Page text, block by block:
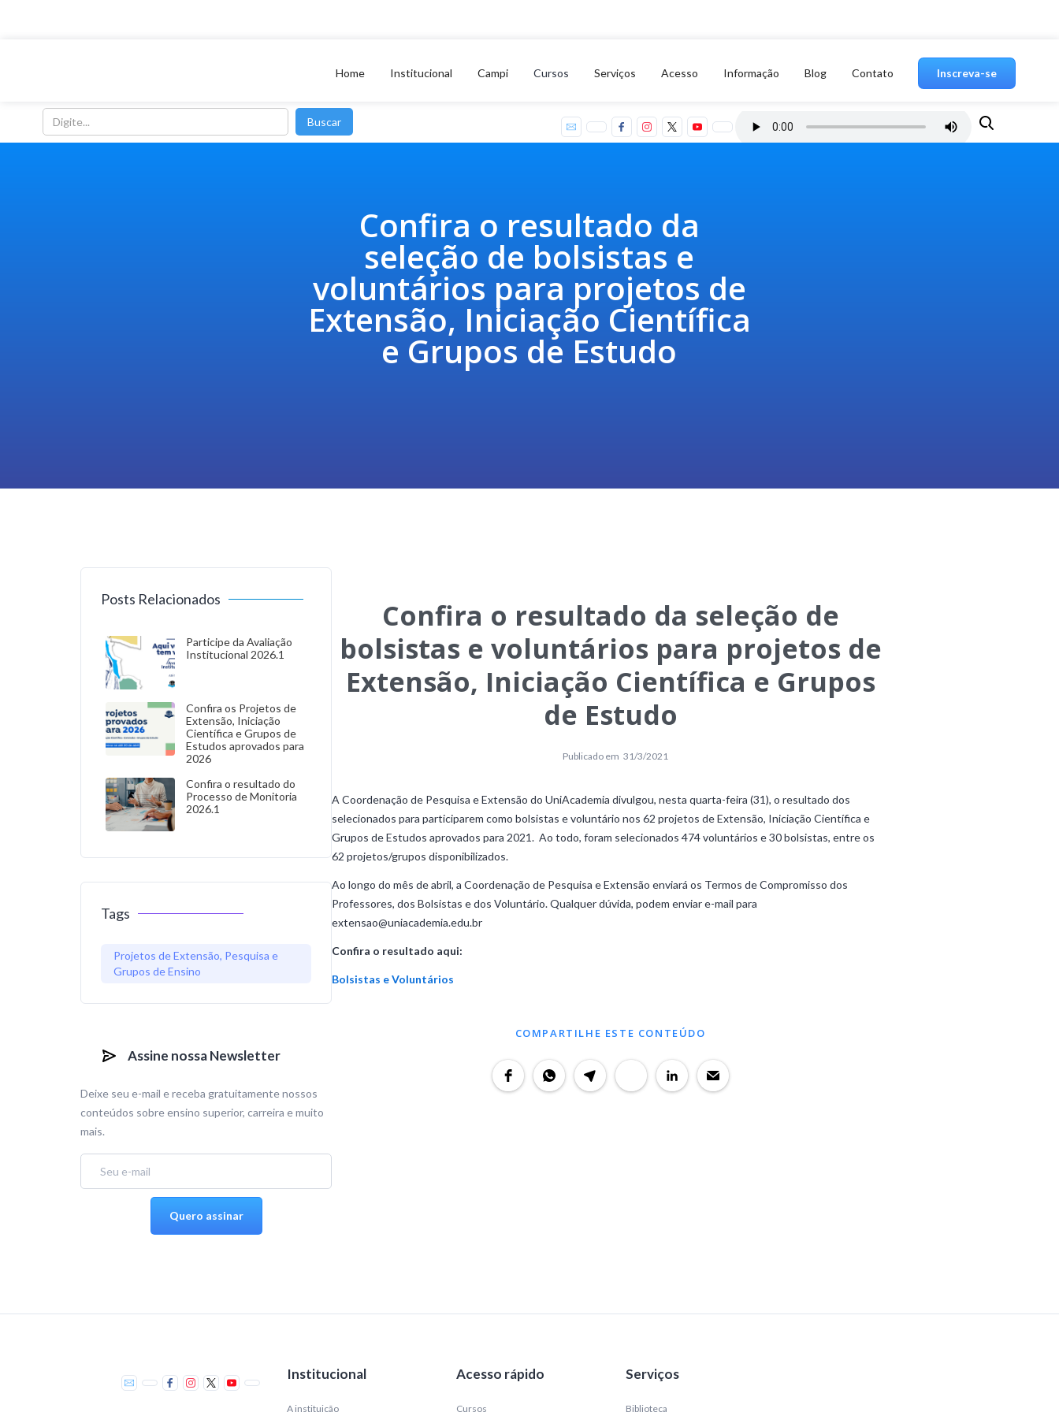
Home Institucional Campi Cursos Serviços Acesso Informação Blog Contato Inscreva-se
Confira o resultado da
seleção de bolsistas e
voluntários para projetos de
Extensão, Iniciação Científica
e Grupos de Estudo
Posts Relacionados
Participe da Avaliação
Institucional 2026.1
Confira os Projetos de
Extensão, Iniciação
Científica e Grupos de
Estudos aprovados para
2026
Confira o resultado do
Processo de Monitoria
2026.1
Tags
Projetos de Extensão, Pesquisa e
Grupos de Ensino
Assine nossa Newsletter
Deixe seu e-mail e receba gratuitamente nossos
conteúdos sobre ensino superior, carreira e muito
mais.
Confira o resultado da seleção de
bolsistas e voluntários para projetos de
Extensão, Iniciação Científica e Grupos
de Estudo
Publicado em 31/3/2021
A Coordenação de Pesquisa e Extensão do UniAcademia divulgou, nesta quarta-feira (31), o resultado dos
selecionados para participarem como bolsistas e voluntário nos 62 projetos de Extensão, Iniciação Científica e
Grupos de Estudos aprovados para 2021. Ao todo, foram selecionados 474 voluntários e 30 bolsistas, entre os
62 projetos/grupos disponibilizados.
Ao longo do mês de abril, a Coordenação de Pesquisa e Extensão enviará os Termos de Compromisso dos
Professores, dos Bolsistas e dos Voluntário. Qualquer dúvida, podem enviar e-mail para
extensao@uniacademia.edu.br
Confira o resultado aqui:
Bolsistas e Voluntários
COMPARTILHE ESTE CONTEÚDO
Institucional
A instituição
Acesso rápido
Cursos
Serviços
Biblioteca